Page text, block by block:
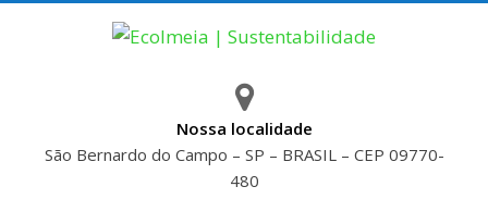
Nossa localidade
São Bernardo do Campo – SP – BRASIL – CEP 09770-
480